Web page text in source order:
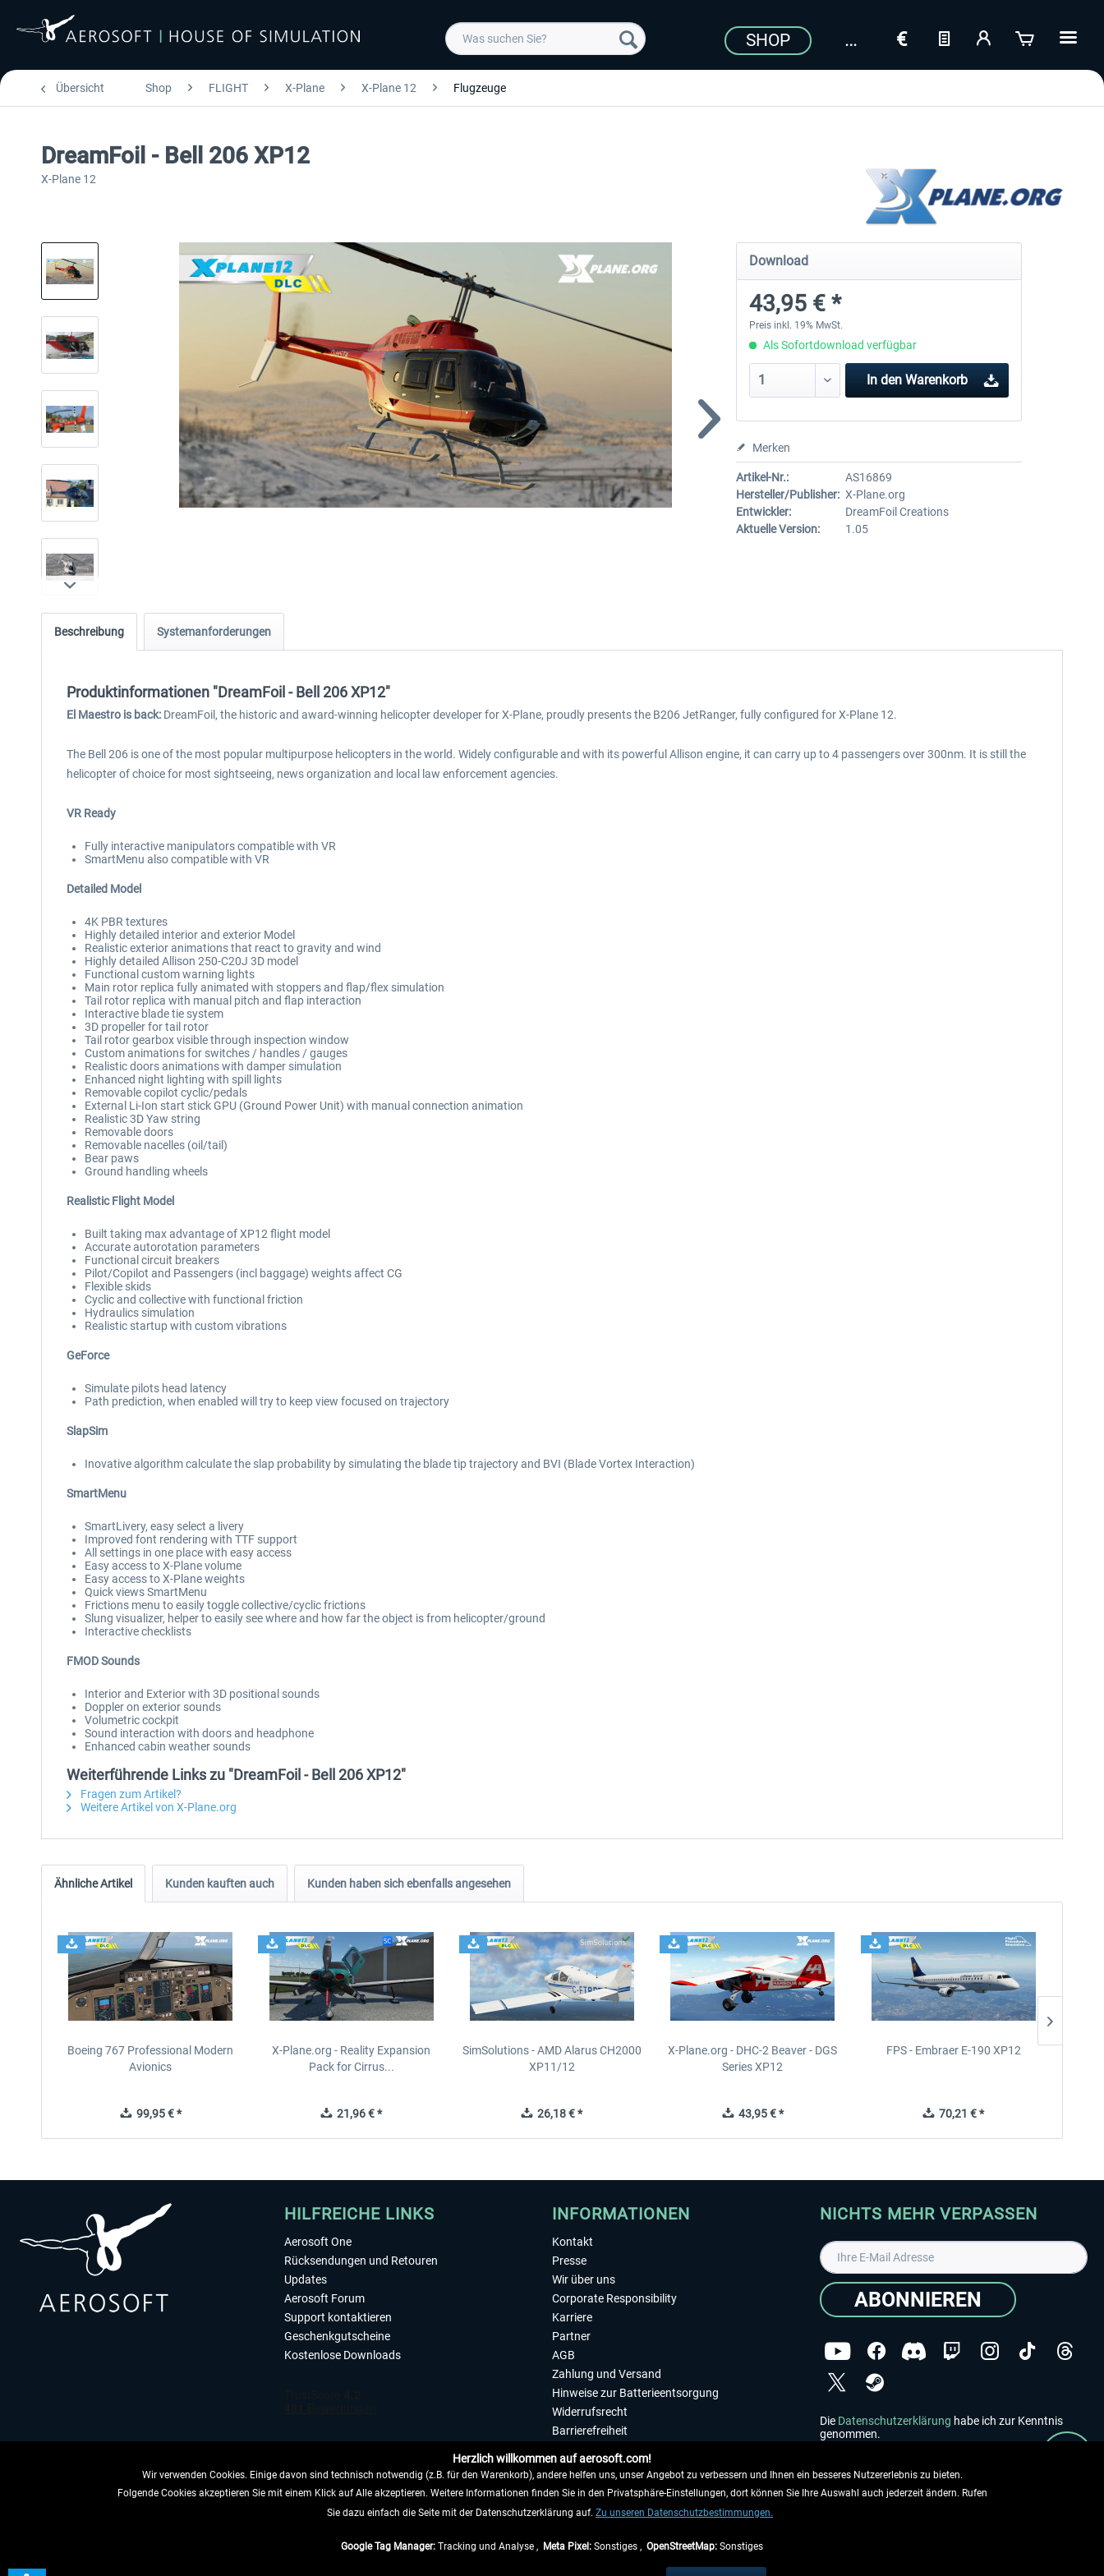
SHOP
Übersicht Shop FLIGHT X-Plane X-Plane 12 Flugzeuge
DreamFoil - Bell 206 XP12
X-Plane 12
Download
43,95 € *
Preis inkl. 19% MwSt.
Als Sofortdownload verfügbar
In den Warenkorb
Merken
Artikel-Nr.:
AS16869
Hersteller/Publisher: X-Plane.org
Entwickler:
DreamFoil Creations
Aktuelle Version:
1.05
Beschreibung Systemanforderungen
Produktinformationen "DreamFoil - Bell 206 XP12"
El Maestro is back: DreamFoil, the historic and award-winning helicopter developer for X-Plane, proudly presents the B206 JetRanger, fully configured for X-Plane 12.
The Bell 206 is one of the most popular multipurpose helicopters in the world. Widely configurable and with its powerful Allison engine, it can carry up to 4 passengers over 300nm. It is still the
helicopter of choice for most sightseeing, news organization and local law enforcement agencies.
VR Ready
Fully interactive manipulators compatible with VR
SmartMenu also compatible with VR
Detailed Model
4K PBR textures
Highly detailed interior and exterior Model
Realistic exterior animations that react to gravity and wind
Highly detailed Allison 250-C20J 3D model
Functional custom warning lights
Main rotor replica fully animated with stoppers and flap/flex simulation
Tail rotor replica with manual pitch and flap interaction
Interactive blade tie system
3D propeller for tail rotor
Tail rotor gearbox visible through inspection window
Custom animations for switches / handles / gauges
Realistic doors animations with damper simulation
Enhanced night lighting with spill lights
Removable copilot cyclic/pedals
External Li-Ion start stick GPU (Ground Power Unit) with manual connection animation
Realistic 3D Yaw string
Removable doors
Removable nacelles (oil/tail)
Bear paws
Ground handling wheels
Realistic Flight Model
Built taking max advantage of XP12 flight model
Accurate autorotation parameters
Functional circuit breakers
Pilot/Copilot and Passengers (incl baggage) weights affect CG
Flexible skids
Cyclic and collective with functional friction
Hydraulics simulation
Realistic startup with custom vibrations
GeForce
Simulate pilots head latency
Path prediction, when enabled will try to keep view focused on trajectory
SlapSim
Inovative algorithm calculate the slap probability by simulating the blade tip trajectory and BVI (Blade Vortex Interaction)
SmartMenu
SmartLivery, easy select a livery
Improved font rendering with TTF support
All settings in one place with easy access
Easy access to X-Plane volume
Easy access to X-Plane weights
Quick views SmartMenu
Frictions menu to easily toggle collective/cyclic frictions
Slung visualizer, helper to easily see where and how far the object is from helicopter/ground
Interactive checklists
FMOD Sounds
Interior and Exterior with 3D positional sounds
Doppler on exterior sounds
Volumetric cockpit
Sound interaction with doors and headphone
Enhanced cabin weather sounds
Weiterführende Links zu "DreamFoil - Bell 206 XP12"
Fragen zum Artikel?
Weitere Artikel von X-Plane.org
Ähnliche Artikel Kunden kauften auch Kunden haben sich ebenfalls angesehen
Boeing 767 Professional Modern
Avionics
99,95 € *
X-Plane.org - Reality Expansion
Pack for Cirrus...
21,96 € *
SimSolutions - AMD Alarus CH2000
XP11/12
26,18 € *
X-Plane.org - DHC-2 Beaver - DGS
Series XP12
43,95 € *
FPS - Embraer E-190 XP12
70,21 € *
HILFREICHE LINKS
Aerosoft One
Rücksendungen und Retouren
Updates
Aerosoft Forum
Support kontaktieren
Geschenkgutscheine
Kostenlose Downloads
VERTRAG WIDERRUFEN
INFORMATIONEN
Kontakt
Presse
Wir über uns
Corporate Responsibility
Karriere
Partner
AGB
Zahlung und Versand
Hinweise zur Batterieentsorgung
Widerrufsrecht
Barrierefreiheit
Impressum
NICHTS MEHR VERPASSEN
ABONNIEREN
Die Datenschutzerklärung habe ich zur Kenntnis
genommen.
, wenn nicht anders beschrieben.
Herzlich willkommen auf aerosoft.com!
Wir verwenden Cookies. Einige davon sind technisch notwendig (z.B. für den Warenkorb), andere helfen uns, unser Angebot zu verbessern und Ihnen ein besseres Nutzererlebnis zu bieten.
Folgende Cookies akzeptieren Sie mit einem Klick auf Alle akzeptieren. Weitere Informationen finden Sie in den Privatsphäre-Einstellungen, dort können Sie Ihre Auswahl auch jederzeit ändern. Rufen
Sie dazu einfach die Seite mit der Datenschutzerklärung auf. Zu unseren Datenschutzbestimmungen.
Google Tag Manager: Tracking und Analyse , Meta Pixel: Sonstiges , OpenStreetMap: Sonstiges